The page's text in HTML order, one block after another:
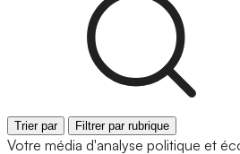
Trier par Filtrer par rubrique
Votre média d'analyse politique et